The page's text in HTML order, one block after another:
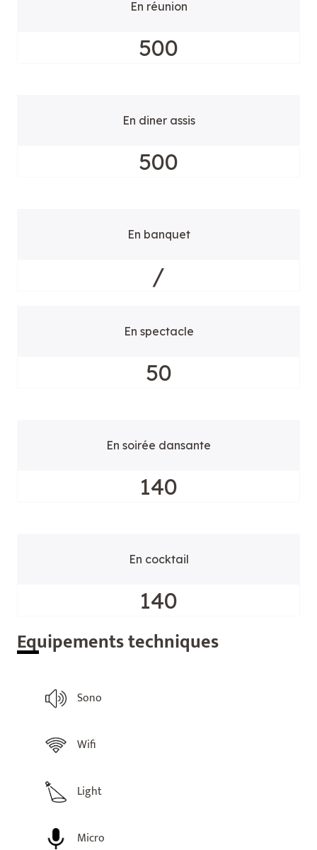
En réunion
500
En diner assis
500
En banquet
/
En spectacle
50
En soirée dansante
140
En cocktail
140
Equipements techniques
Sono
Wifi
Light
Micro